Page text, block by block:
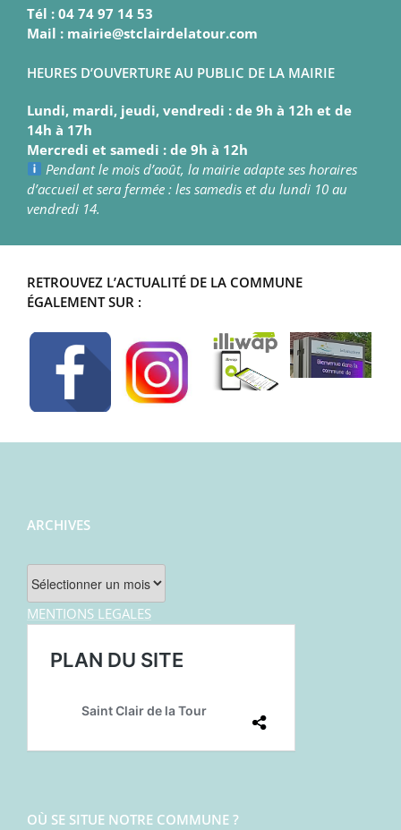
Tél : 04 74 97 14 53
Mail : mairie@stclairdelatour.com
HEURES D’OUVERTURE AU PUBLIC DE LA MAIRIE
Lundi, mardi, jeudi, vendredi : de 9h à 12h et de
14h à 17h
Mercredi et samedi : de 9h à 12h
Pendant le mois d’août, la mairie adapte ses horaires
d’accueil et sera fermée : les samedis et du lundi 10 au
vendredi 14.
RETROUVEZ L’ACTUALITÉ DE LA COMMUNE
ÉGALEMENT SUR :
ARCHIVES
MENTIONS LEGALES
OÙ SE SITUE NOTRE COMMUNE ?